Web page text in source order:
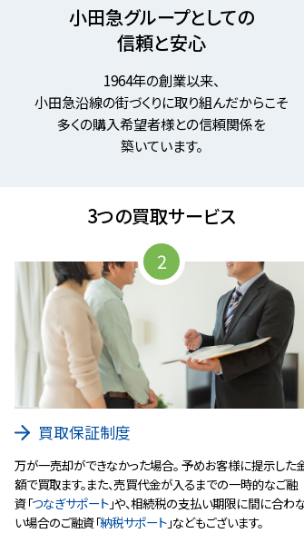
小田急グループとしての
信頼と安心
1964年の創業以来、
小田急沿線の街づくりに取り組んだからこそ
多くの購入希望者様との信頼関係を
築いています。
3つの買取サービス
2
買取保証制度
万が一売却ができなかった場合。 予めお客様に提示した
額で買取ます。また、売買代金が入るまでの一時的なご融
資「つなぎサポート 」や、相続税の支払い期限に間に合わ
い場合のご融資「納税サポート 」などもございます。